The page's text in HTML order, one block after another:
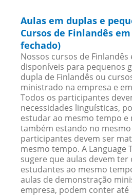
Aulas em duplas e
Cursos de Finlandês
fechado)
Nossos cursos de
disponíveis para pequenos
dupla de Finlandês ou
ministrado na empresa e
Todos os participantes
necessidades linguísticas,
estudar ao mesmo tempo e
também estando no
participantes devem ser
mesmo tempo. A Language
sugere que aulas devem
estudantes ao mesmo
aulas de demonstração
empresa, podem conter até